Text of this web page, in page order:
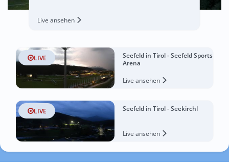
Live ansehen
LIVE
Seefeld in Tirol - Seefeld Sports
Arena
Live ansehen
LIVE Seefeld in Tirol - Seekirchl
Live ansehen